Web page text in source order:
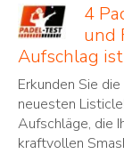
4
und
Aufschlag
Erkunden Sie
neuesten
Aufschläge, die
kraftvollen